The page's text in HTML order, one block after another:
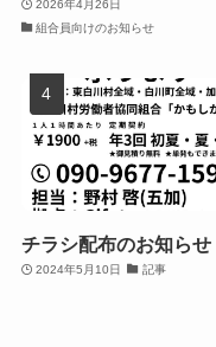
2026年4月26日
組合員向けのお知らせ
チラシ配布のお知らせ
2024年5月10日 記事